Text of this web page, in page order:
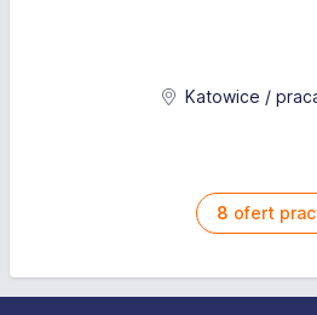
Katowice /
8 ofert